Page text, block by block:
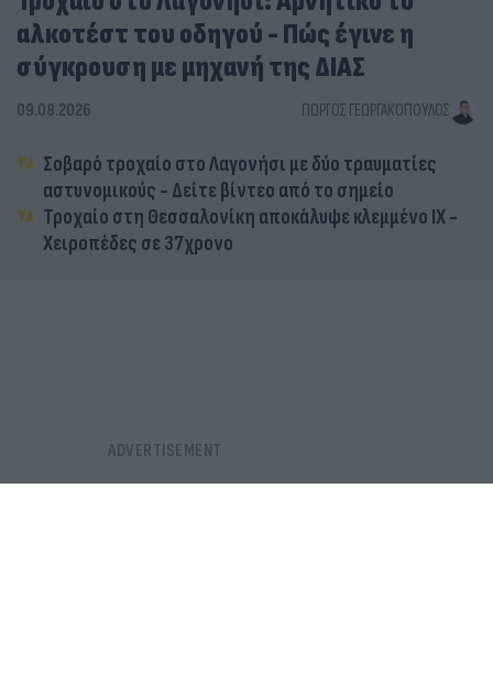
αλκοτέστ του οδηγού - Πώς έγινε η
σύγκρουση με μηχανή της ΔΙΑΣ
09.08.2026 ΓΙΏΡΓΟΣ ΓΕΩΡΓΑΚΌΠΟΥΛΟΣ
Σοβαρό τροχαίο στο Λαγονήσι με δύο τραυματίες
αστυνομικούς - Δείτε βίντεο από το σημείο
Τροχαίο στη Θεσσαλονίκη αποκάλυψε κλεμμένο ΙΧ -
Χειροπέδες σε 37χρονο